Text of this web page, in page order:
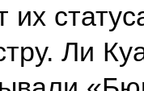
их
Ли